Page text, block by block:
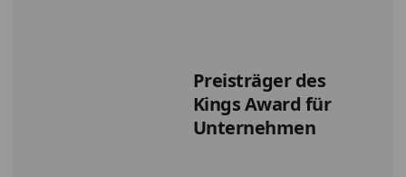
Preisträger des
Kings Award für
Unternehmen